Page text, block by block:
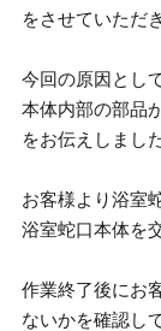
をさせていただ
今回の原因とし
本体内部の部品
をお伝えしました
お客様より浴室
浴室蛇口本体を
作業終了後にお
ないかを確認し